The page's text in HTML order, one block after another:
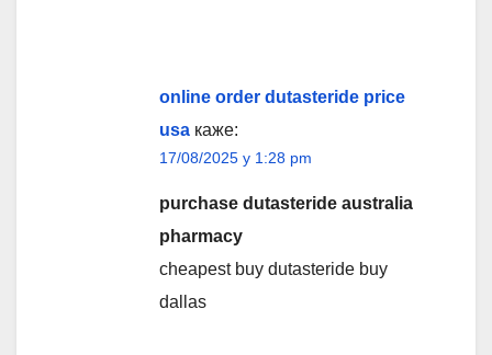
online order dutasteride price
usa каже:
17/08/2025 у 1:28 pm
purchase dutasteride australia
pharmacy
cheapest buy dutasteride buy
dallas